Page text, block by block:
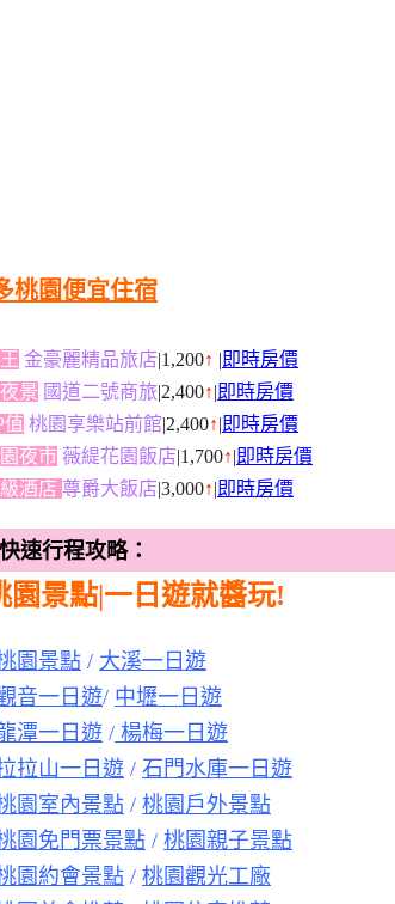
桃園便宜住宿
金豪麗精品旅店 |1,200↑ 即時房價
景 國道二號商旅 |2,400↑ 即時房價
桃園享樂站前館 |2,400↑ 即時房價
夜市 薇緹花園飯店 |1,700↑ 即時房價
酒店 尊爵大飯店 |3,000↑ 即時房價
速行程攻略：
園景點|一日遊就醬玩!
園景點 / 大溪一日遊
音一日遊/ 中壢一日遊
潭一日遊 / 楊梅一日遊
拉山一日遊 / 石門水庫一日遊
園室內景點 / 桃園戶外景點
園免門票景點 / 桃園親子景點
園約會景點 / 桃園觀光工廠